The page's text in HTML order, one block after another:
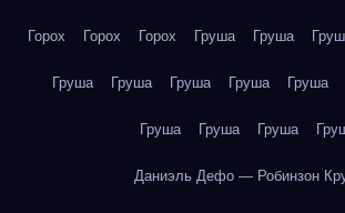
Горох Горох Горох Груша Груша
Груша Груша Груша Груша Груша
Груша Груша Груша
Даниэль Дефо — Робинзон